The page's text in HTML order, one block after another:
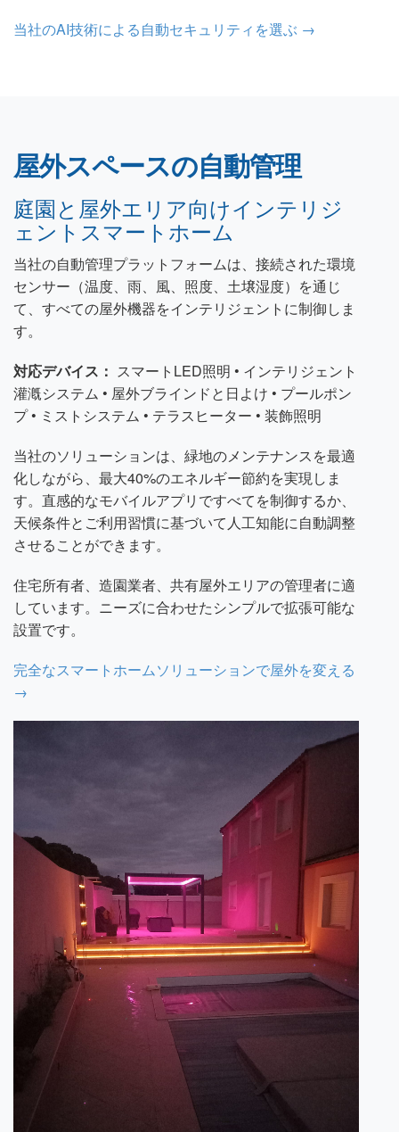
当社のAI技術による自動セキュリティを選ぶ →
屋外スペースの自動管理
庭園と屋外エリア向けインテリジ
ェントスマートホーム
当社の自動管理プラットフォームは、接続された環境
センサー（温度、雨、風、照度、土壌湿度）を通じ
て、すべての屋外機器をインテリジェントに制御しま
す。
対応デバイス： スマートLED照明 • インテリジェント
灌漑システム • 屋外ブラインドと日よけ • プールポン
プ • ミストシステム • テラスヒーター • 装飾照明
当社のソリューションは、緑地のメンテナンスを最適
化しながら、最大40%のエネルギー節約を実現しま
す。直感的なモバイルアプリですべてを制御するか、
天候条件とご利用習慣に基づいて人工知能に自動調整
させることができます。
住宅所有者、造園業者、共有屋外エリアの管理者に適
しています。ニーズに合わせたシンプルで拡張可能な
設置です。
完全なスマートホームソリューションで屋外を変える
→